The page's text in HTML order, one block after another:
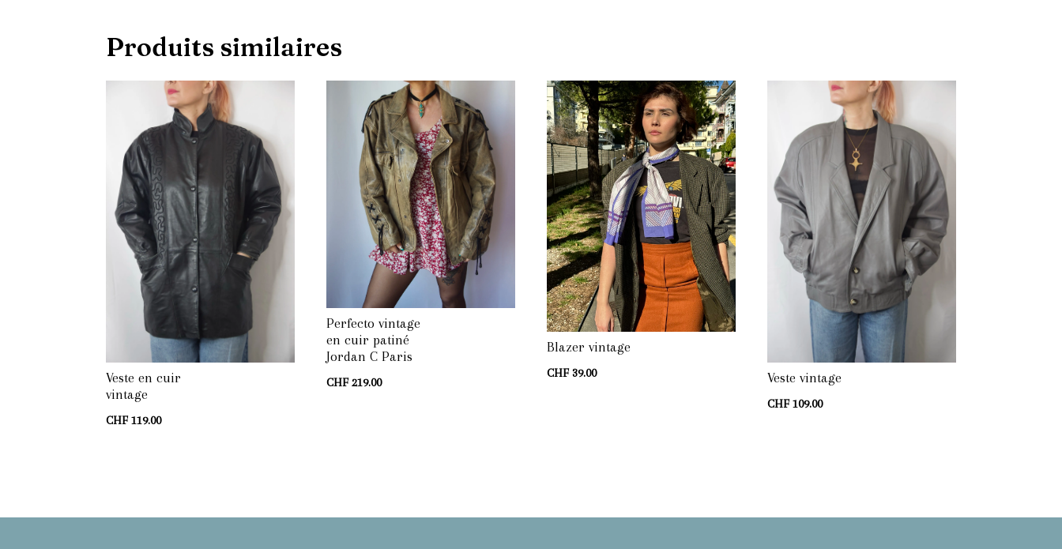
Produits similaires
Veste en cuir
vintage
CHF119.00
Perfecto vintage
en cuir patiné
Jordan C Paris
CHF219.00
Blazer vintage
CHF39.00 Veste vintage
CHF109.00